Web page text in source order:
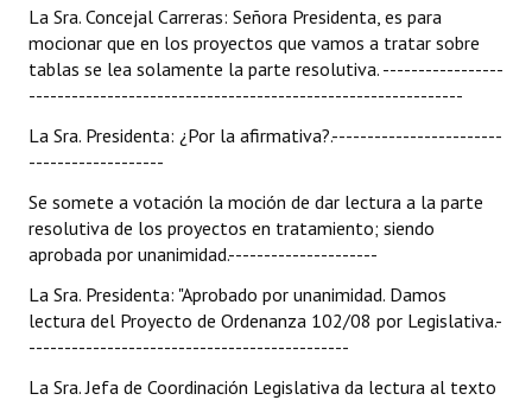
La Sra. Concejal Carreras: Señora Presidenta, es para
mocionar que en los proyectos que vamos a tratar sobre
tablas se lea solamente la parte resolutiva. -----------------
-------------------------------------------------------------
La Sra. Presidenta: ¿Por la afirmativa?.------------------------
-------------------
Se somete a votación la moción de dar lectura a la parte
resolutiva de los proyectos en tratamiento; siendo
aprobada por unanimidad.---------------------
La Sra. Presidenta: "Aprobado por unanimidad. Damos
lectura del Proyecto de Ordenanza 102/08 por Legislativa.-
---------------------------------------------
La Sra. Jefa de Coordinación Legislativa da lectura al texto